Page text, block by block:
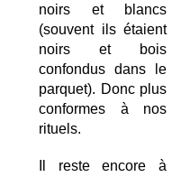
noirs et blancs
(souvent ils étaient
noirs et bois
confondus dans le
parquet). Donc plus
conformes à nos
rituels.
Il reste encore à